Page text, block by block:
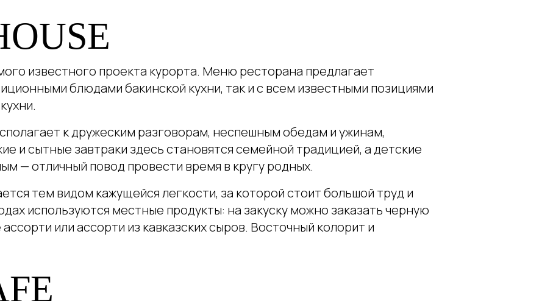
известного проекта курорта. Меню ресторана предлагает
блюдами бакинской кухни, так и с всем известными позициями
к дружеским разговорам, неспешным обедам и ужинам,
и сытные завтраки здесь становятся семейной традицией, а детские
— отличный повод провести время в кругу родных.
тем видом кажущейся легкости, за которой стоит большой труд и
используются местные продукты: на закуску можно заказать черную
или ассорти из кавказских сыров. Восточный колорит и